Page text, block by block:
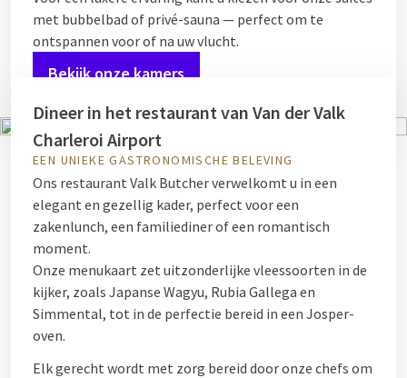
met bubbelbad of privé-sauna — perfect om te
ontspannen voor of na uw vlucht.
Bekijk onze kamers
Dineer in het restaurant van Van der Valk
Charleroi Airport
EEN UNIEKE GASTRONOMISCHE BELEVING
Ons restaurant Valk Butcher verwelkomt u in een
elegant en gezellig kader, perfect voor een
zakenlunch, een familiediner of een romantisch
moment.
Onze menukaart zet uitzonderlijke vleessoorten in de
kijker, zoals Japanse Wagyu, Rubia Gallega en
Simmental, tot in de perfectie bereid in een Josper-
oven.
Elk gerecht wordt met zorg bereid door onze chefs om